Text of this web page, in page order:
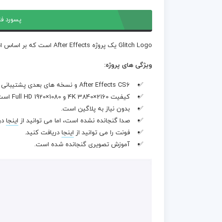
پسورد
Glitch Logo یک پروژه After Effects است که بر اساس انحرافات رنگی و اشکال دیجیتالی است.
ویژگی های پروژه:
After Effects CS6 و نسخه های بعدی پشتیبانی می شود.
کیفیت 4K 3840×2160 و Full HD 1920×1080 است.
بدون نیاز به پلاگین است.
صدا گنجانده نشده است، اما می توانید از اینجا
فونت را می توانید از اینجا دریافت کنید.
آموزش تصویری گنجانده شده است.